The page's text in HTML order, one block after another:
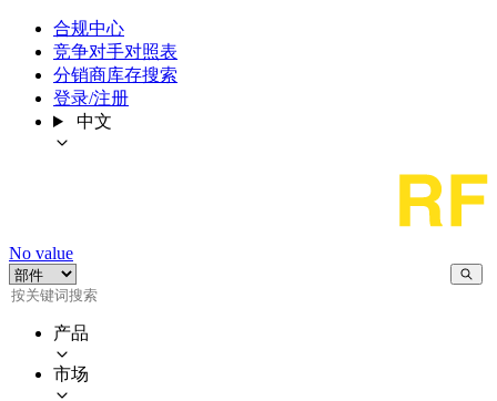
合规中心
竞争对手对照表
分销商库存搜索
登录/注册
中文
No value
产品
市场